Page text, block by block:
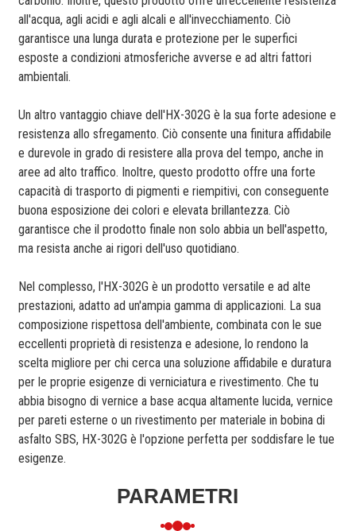
all'acqua, agli acidi e agli alcali e all'invecchiamento. Ciò
garantisce una lunga durata e protezione per le superfici
esposte a condizioni atmosferiche avverse e ad altri fattori
ambientali.
Un altro vantaggio chiave dell'HX-302G è la sua forte adesione e
resistenza allo sfregamento. Ciò consente una finitura affidabile
e durevole in grado di resistere alla prova del tempo, anche in
aree ad alto traffico. Inoltre, questo prodotto offre una forte
capacità di trasporto di pigmenti e riempitivi, con conseguente
buona esposizione dei colori e elevata brillantezza. Ciò
garantisce che il prodotto finale non solo abbia un bell'aspetto,
ma resista anche ai rigori dell'uso quotidiano.
Nel complesso, l'HX-302G è un prodotto versatile e ad alte
prestazioni, adatto ad un'ampia gamma di applicazioni. La sua
composizione rispettosa dell'ambiente, combinata con le sue
eccellenti proprietà di resistenza e adesione, lo rendono la
scelta migliore per chi cerca una soluzione affidabile e duratura
per le proprie esigenze di verniciatura e rivestimento. Che tu
abbia bisogno di vernice a base acqua altamente lucida, vernice
per pareti esterne o un rivestimento per materiale in bobina di
asfalto SBS, HX-302G è l'opzione perfetta per soddisfare le tue
esigenze.
PARAMETRI